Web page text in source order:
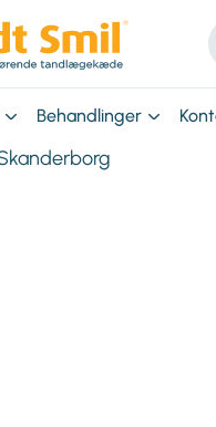
Behandlinger